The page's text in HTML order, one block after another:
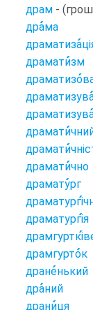
драм -
драма
драматиза
драматизм
драматизо
драмати
драмати
драматично
драматург
драматургі
драматургія
драмгурткі
драмгурток
драненький
драний
драниця